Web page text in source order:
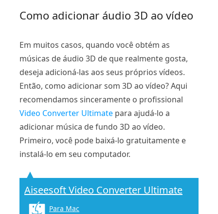
Como adicionar áudio 3D ao vídeo
Em muitos casos, quando você obtém as
músicas de áudio 3D de que realmente gosta,
deseja adicioná-las aos seus próprios vídeos.
Então, como adicionar som 3D ao vídeo? Aqui
recomendamos sinceramente o profissional
Video Converter Ultimate para ajudá-lo a
adicionar música de fundo 3D ao vídeo.
Primeiro, você pode baixá-lo gratuitamente e
instalá-lo em seu computador.
Aiseesoft Video Converter Ultimate
Para Mac